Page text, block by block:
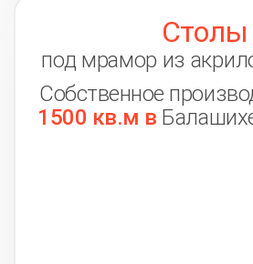
Столы
под мрамор из
Собственное
1500 кв.м в